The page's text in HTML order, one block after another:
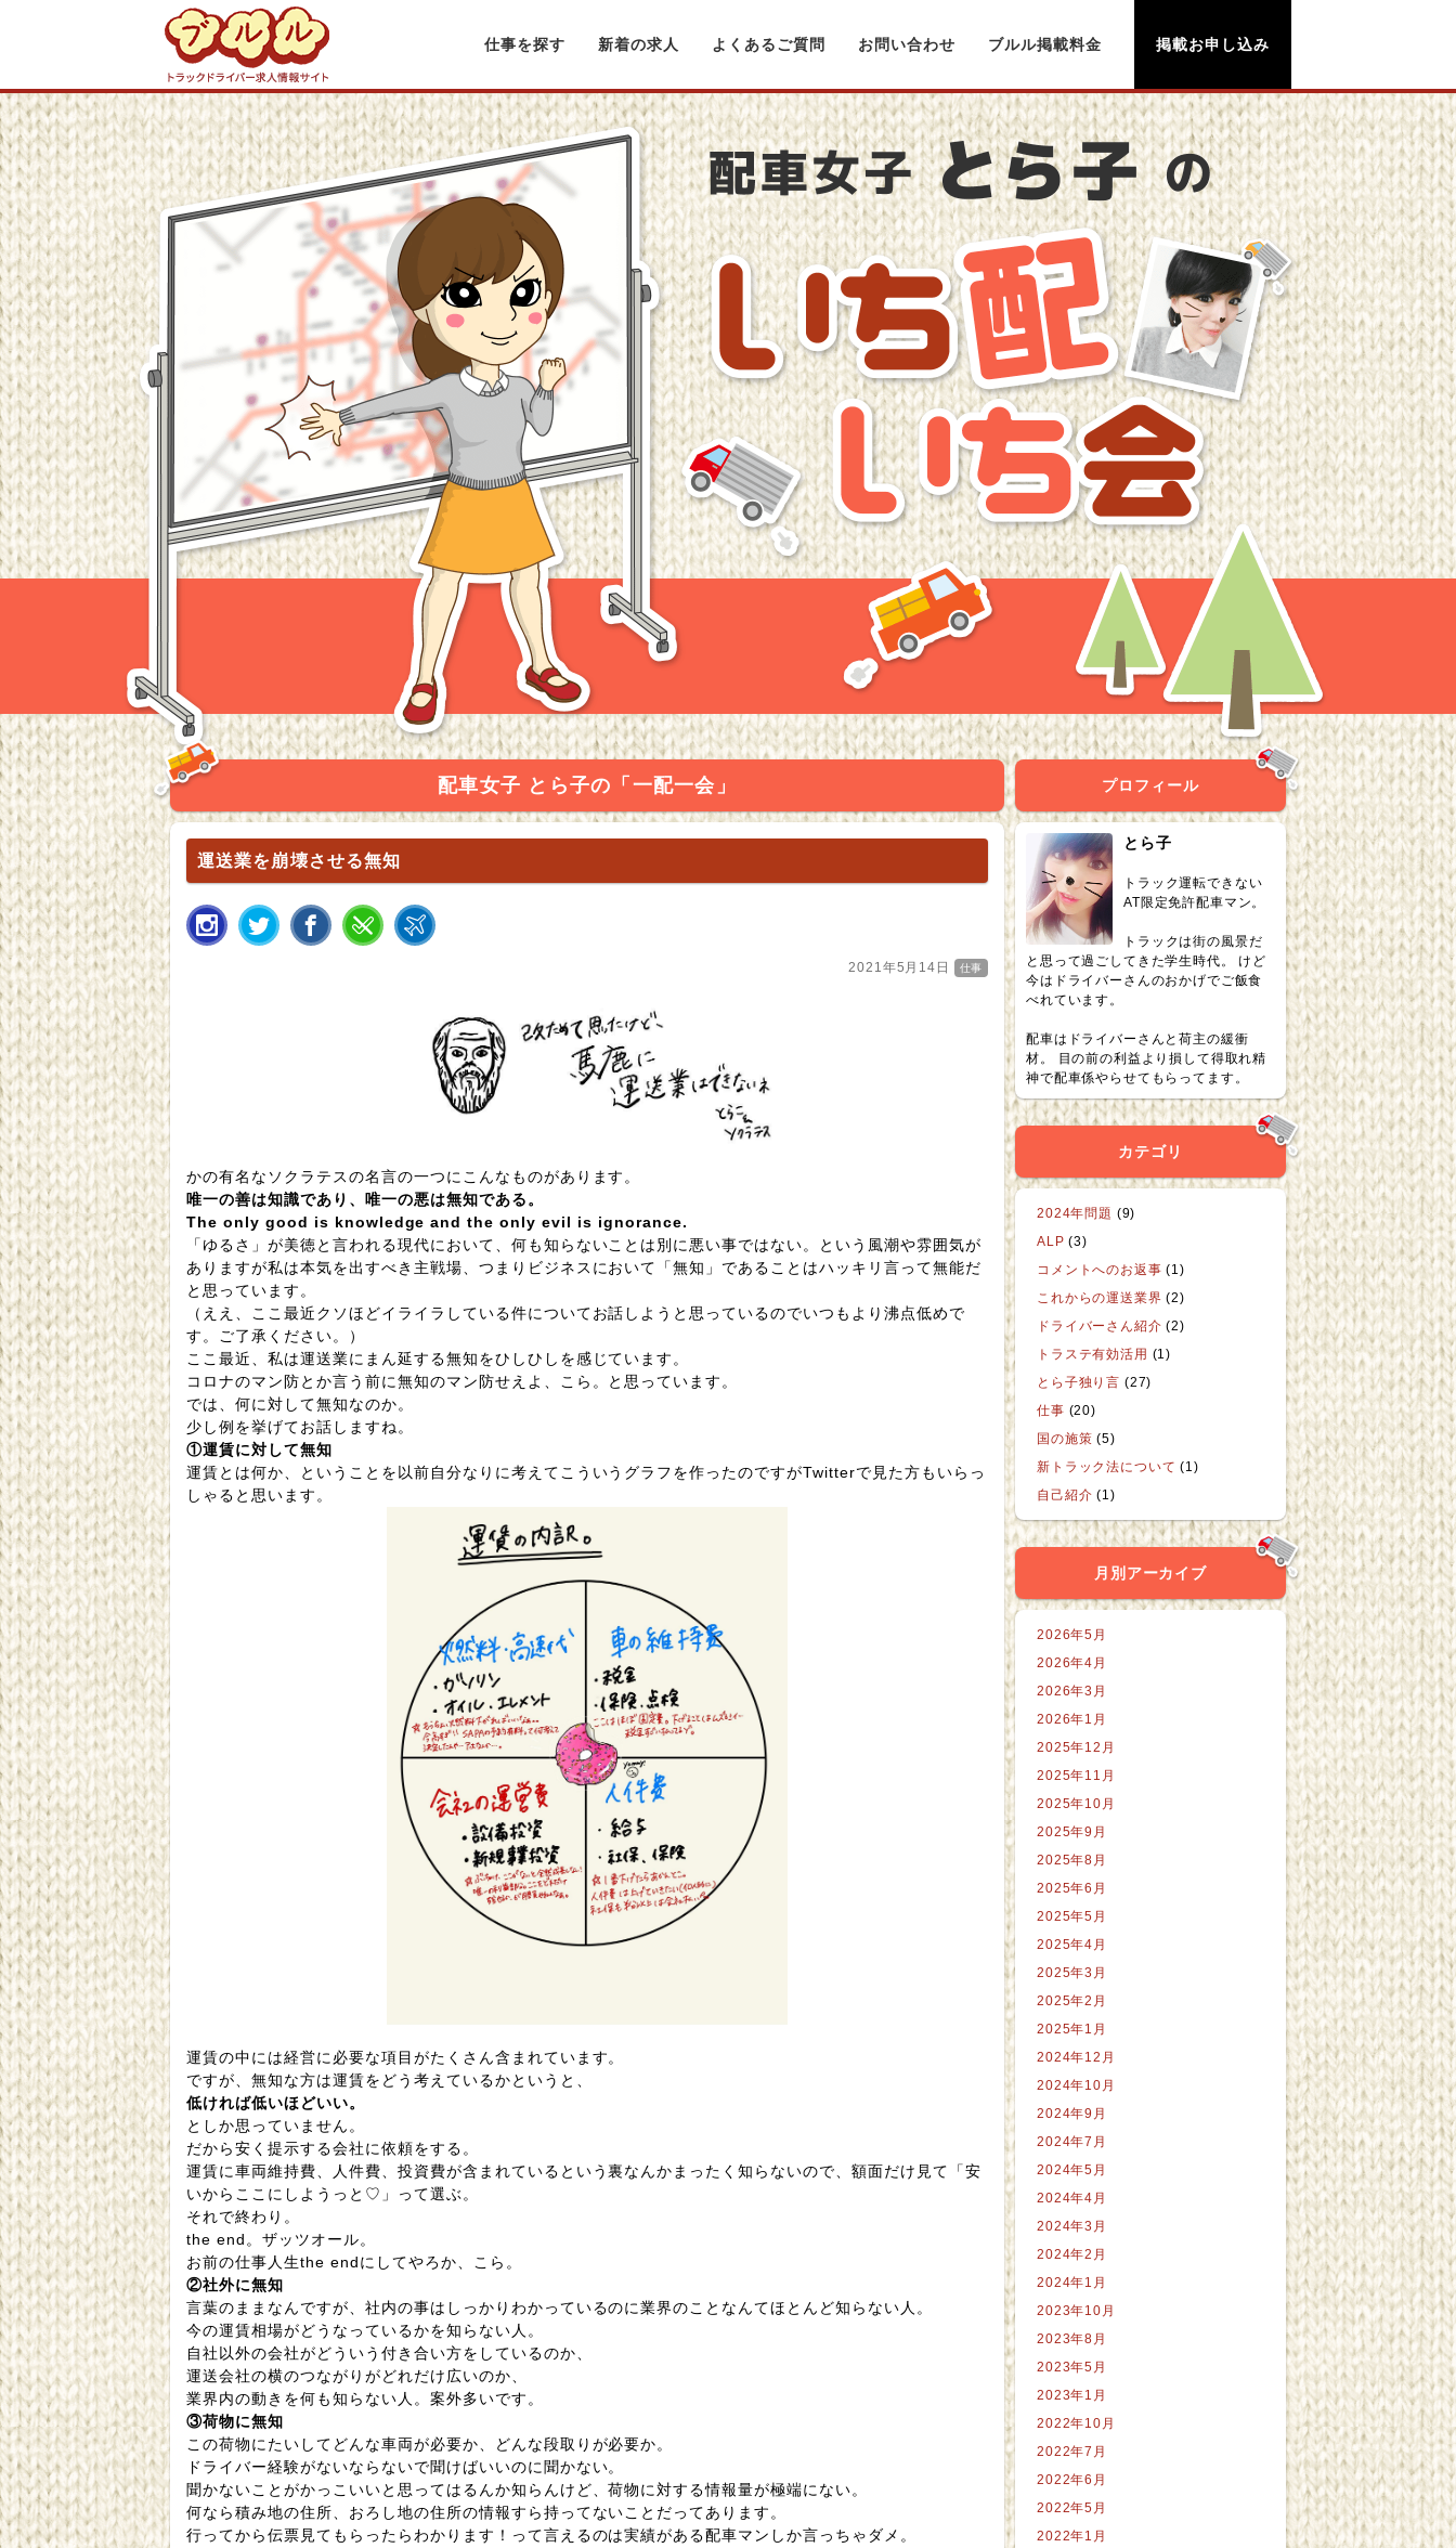
仕事を探す 新着の求人 よくあるご質問 お問い合わせ ブルル掲載料金 掲載お申し込み
配車女子 とら子の「一配一会」
運送業を崩壊させる無知
2021年5月14日 仕事
かの有名なソクラテスの名言の一つにこんなものがあります。
唯一の善は知識であり、唯一の悪は無知である。
The only good is knowledge and the only evil is ignorance.
「ゆるさ」が美徳と言われる現代において、何も知らないことは別に悪い事ではない。という風潮や雰囲気が
ありますが私は本気を出すべき主戦場、つまりビジネスにおいて「無知」であることはハッキリ言って無能だ
と思っています。
（ええ、ここ最近クソほどイライラしている件についてお話しようと思っているのでいつもより沸点低めで
す。ご了承ください。）
ここ最近、私は運送業にまん延する無知をひしひしを感じています。
コロナのマン防とか言う前に無知のマン防せえよ、こら。と思っています。
では、何に対して無知なのか。
少し例を挙げてお話しますね。
①運賃に対して無知
運賃とは何か、ということを以前自分なりに考えてこういうグラフを作ったのですがTwitterで見た方もいらっ
しゃると思います。
運賃の中には経営に必要な項目がたくさん含まれています。
ですが、無知な方は運賃をどう考えているかというと、
低ければ低いほどいい。
としか思っていません。
だから安く提示する会社に依頼をする。
運賃に車両維持費、人件費、投資費が含まれているという裏なんかまったく知らないので、額面だけ見て「安
いからここにしようっと♡」って選ぶ。
それで終わり。
the end。ザッツオール。
お前の仕事人生the endにしてやろか、こら。
②社外に無知
言葉のままなんですが、社内の事はしっかりわかっているのに業界のことなんてほとんど知らない人。
今の運賃相場がどうなっているかを知らない人。
自社以外の会社がどういう付き合い方をしているのか、
運送会社の横のつながりがどれだけ広いのか、
業界内の動きを何も知らない人。案外多いです。
③荷物に無知
この荷物にたいしてどんな車両が必要か、どんな段取りが必要か。
ドライバー経験がないならないで聞けばいいのに聞かない。
聞かないことがかっこいいと思ってはるんか知らんけど、荷物に対する情報量が極端にない。
何なら積み地の住所、おろし地の住所の情報すら持ってないことだってあります。
行ってから伝票見てもらったらわかります！って言えるのは実績がある配車マンしか言っちゃダメ。
プロフィール
とら子
トラック運転できない
AT限定免許配車マン。
トラックは街の風景だ
と思って過ごしてきた学生時代。 けど
今はドライバーさんのおかげでご飯食
べれています。
配車はドライバーさんと荷主の緩衝
材。 目の前の利益より損して得取れ精
神で配車係やらせてもらってます。
カテゴリ
2024年問題 (9)
ALP (3)
コメントへのお返事 (1)
これからの運送業界 (2)
ドライバーさん紹介 (2)
トラステ有効活用 (1)
とら子独り言 (27)
仕事 (20)
国の施策 (5)
新トラック法について (1)
自己紹介 (1)
月別アーカイブ
2026年5月
2026年4月
2026年3月
2026年1月
2025年12月
2025年11月
2025年10月
2025年9月
2025年8月
2025年6月
2025年5月
2025年4月
2025年3月
2025年2月
2025年1月
2024年12月
2024年10月
2024年9月
2024年7月
2024年5月
2024年4月
2024年3月
2024年2月
2024年1月
2023年10月
2023年8月
2023年5月
2023年1月
2022年10月
2022年7月
2022年6月
2022年5月
2022年1月